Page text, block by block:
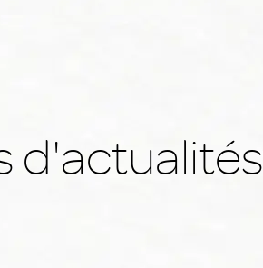
d'actualités